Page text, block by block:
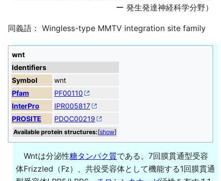
ー 発生発達神経科学分野）
同義語： Wingless-type MMTV integration site family
wnt
Identifiers
Symbol
wnt
Pfam
PF00110
InterPro
IPR005817
PROSITE
PDOC00219
[show]
Available protein structures:
Wntは分泌性糖タンパク質である。7回膜貫通型受容
体Frizzled（Fz）、共役受容体として機能する1回膜貫通